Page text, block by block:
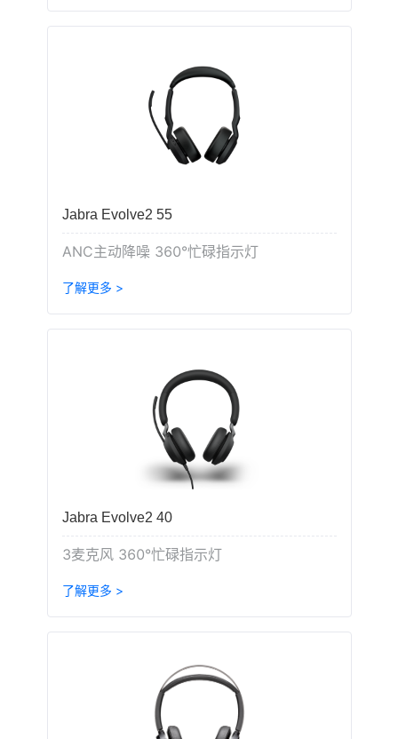
Jabra Evolve2 55
ANC主动降噪 360°忙碌指示灯
了解更多 >
Jabra Evolve2 40
3麦克风 360°忙碌指示灯
了解更多 >